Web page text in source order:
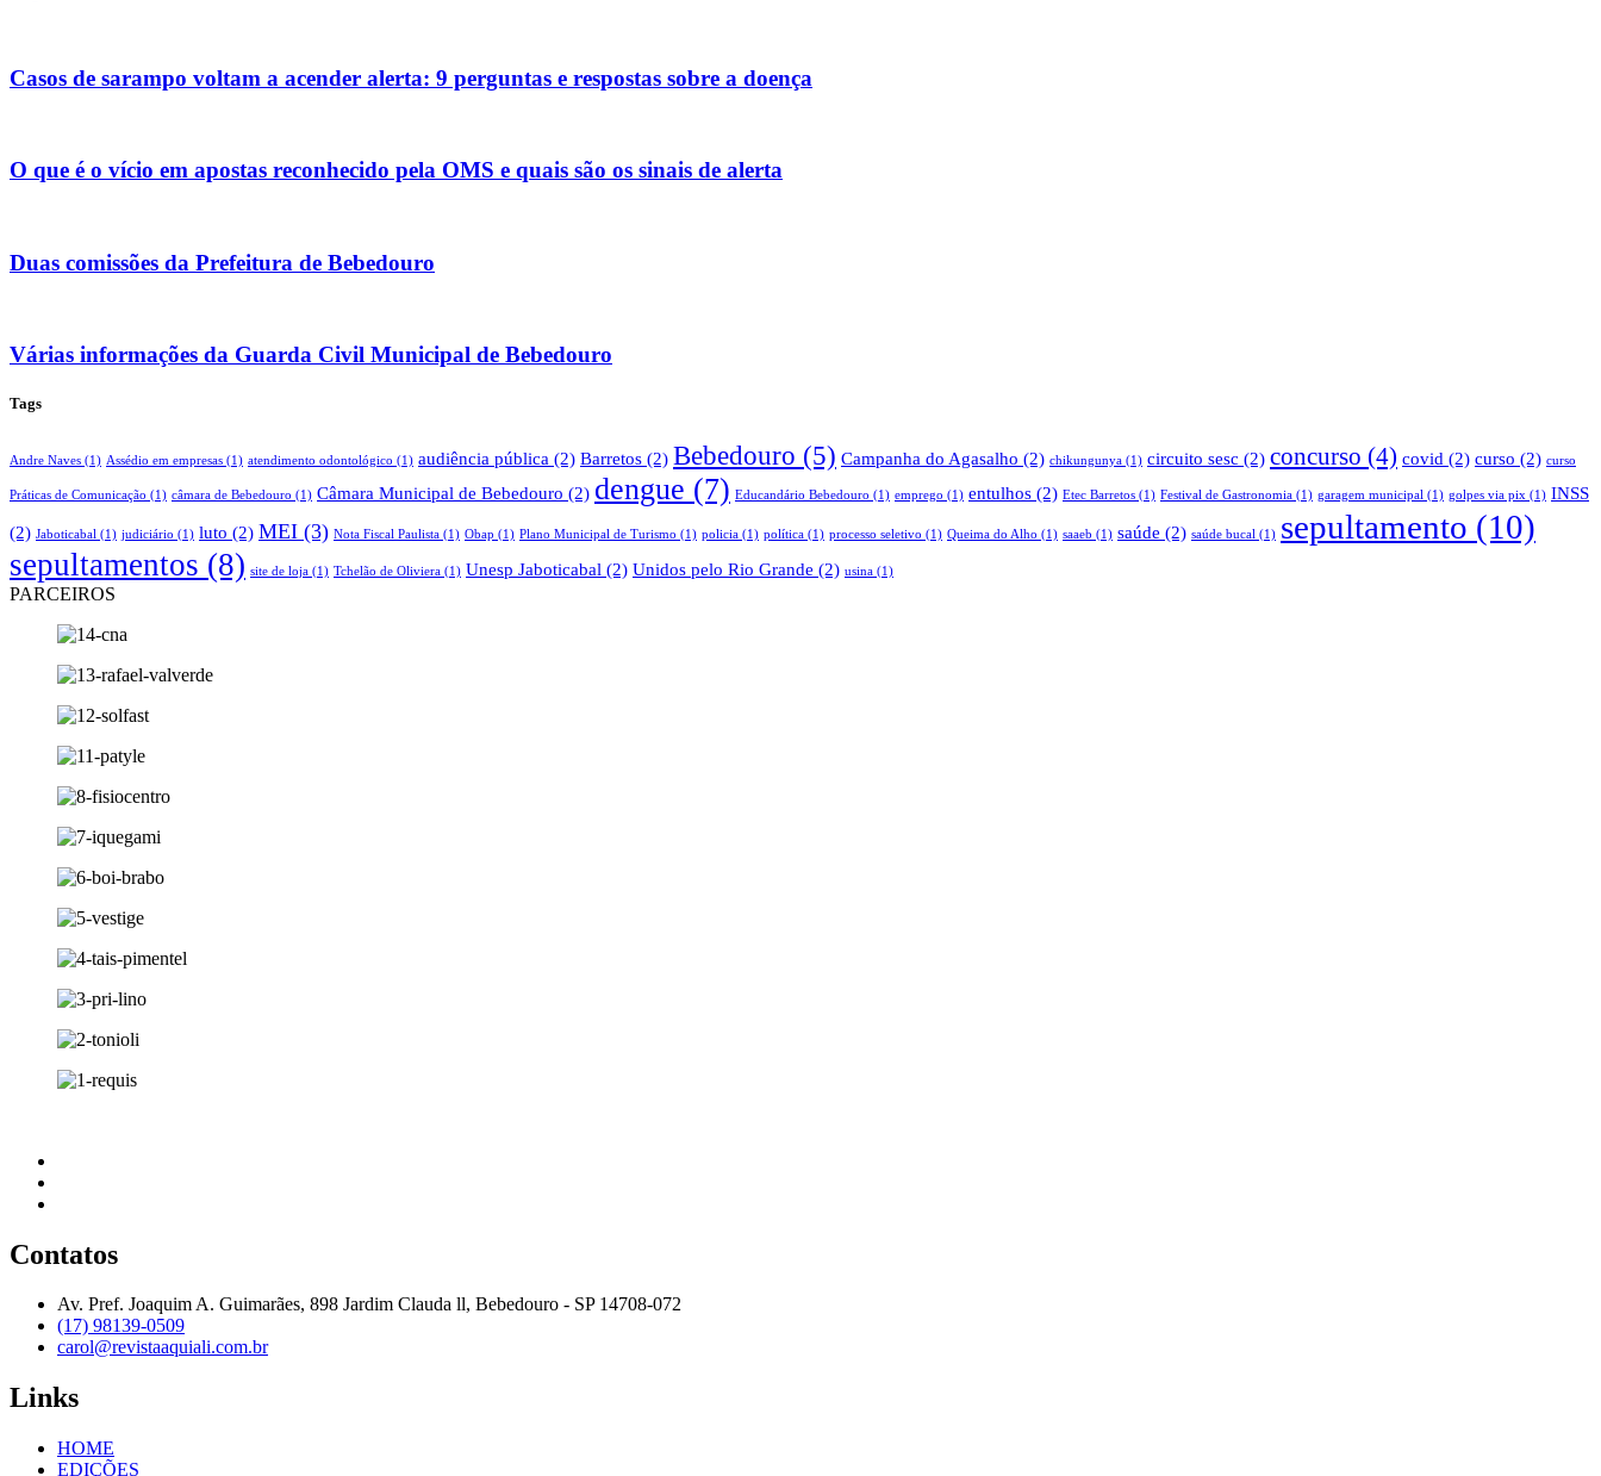
Casos de sarampo voltam a acender alerta: 9 perguntas e respostas sobre a doença
O que é o vício em apostas reconhecido pela OMS e quais são os sinais de alerta
Duas comissões da Prefeitura de Bebedouro
Várias informações da Guarda Civil Municipal de Bebedouro
Tags
Andre Naves (1) Assédio em empresas (1) atendimento odontológico (1) audiência pública (2) Barretos (2) Bebedouro (5) Campanha do Agasalho (2) chikungunya (1) circuito sesc (2) concurso (4) covid (2) curso (2) curso
Práticas de Comunicação (1) câmara de Bebedouro (1) Câmara Municipal de Bebedouro (2) dengue (7) Educandário Bebedouro (1) emprego (1) entulhos (2) Etec Barretos (1) Festival de Gastronomia (1) garagem municipal (1) golpes via pix (1) INSS
(2) Jaboticabal (1) judiciário (1) luto (2) MEI (3) Nota Fiscal Paulista (1) Obap (1) Plano Municipal de Turismo (1) policia (1) política (1) processo seletivo (1) Queima do Alho (1) saaeb (1) saúde (2) saúde bucal (1) sepultamento (10)
sepultamentos (8) site de loja (1) Tchelão de Oliviera (1) Unesp Jaboticabal (2) Unidos pelo Rio Grande (2) usina (1)
PARCEIROS
Contatos
Av. Pref. Joaquim A. Guimarães, 898 Jardim Clauda ll, Bebedouro - SP 14708-072
(17) 98139-0509
carol@revistaaquiali.com.br
Links
HOME
EDIÇÕES